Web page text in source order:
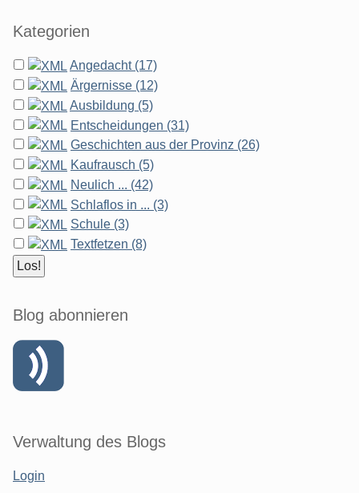
Kategorien
Angedacht (17)
Ärgernisse (12)
Ausbildung (5)
Entscheidungen (31)
Geschichten aus der Provinz (26)
Kaufrausch (5)
Neulich ... (42)
Schlaflos in ... (3)
Schule (3)
Textfetzen (8)
Blog abonnieren
Verwaltung des Blogs
Login